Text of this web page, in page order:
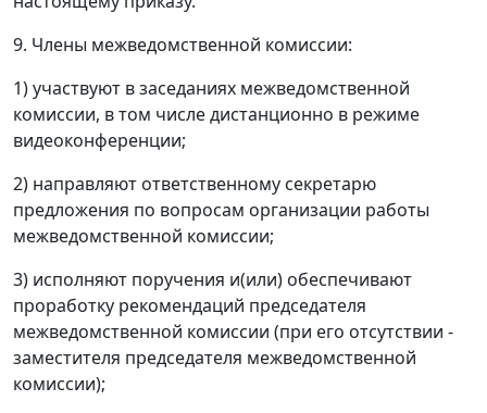
9. Члены межведомственной комиссии:
1) участвуют в заседаниях межведомственной
комиссии, в том числе дистанционно в режиме
видеоконференции;
2) направляют ответственному секретарю
предложения по вопросам организации работы
межведомственной комиссии;
3) исполняют поручения и(или) обеспечивают
проработку рекомендаций председателя
межведомственной комиссии (при его отсутствии -
заместителя председателя межведомственной
комиссии);